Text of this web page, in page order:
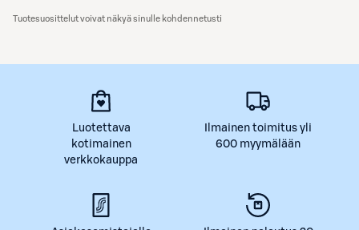
Tuotesuosittelut voivat näkyä sinulle kohdennetusti
Luotettava
kotimainen
verkkokauppa
Ilmainen toimitus yli
600 myymälään